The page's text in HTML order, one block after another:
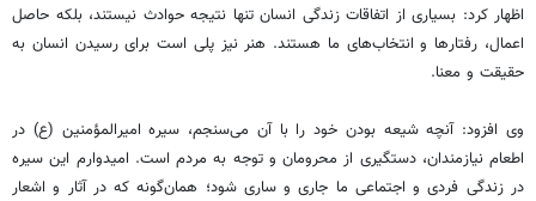
اظهار کرد: بسیاری از اتفاقات زندگی انسان تنها نتیجه حوادث نیستند، بلکه حاصل
اعمال، رفتارها و انتخاب‌های ما هستند. هنر نیز پلی است برای رسیدن انسان به
حقیقت و معنا.
وی افزود: آنچه شیعه بودن خود را با آن می‌سنجم، سیره امیرالمؤمنین (ع) در
اطعام نیازمندان، دستگیری از محرومان و توجه به مردم است. امیدوارم این سیره
در زندگی فردی و اجتماعی ما جاری و ساری شود؛ همان‌گونه که در آثار و اشعار